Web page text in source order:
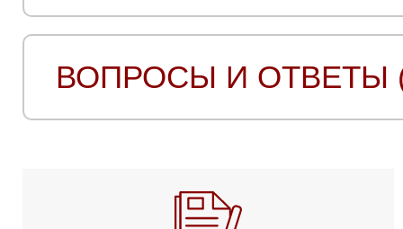
ВОПРОСЫ И ОТВЕТЫ